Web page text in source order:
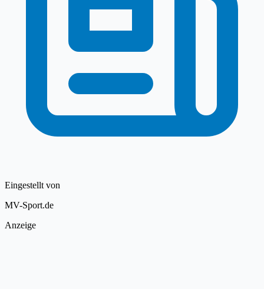
Eingestellt von
MV-Sport.de
Anzeige